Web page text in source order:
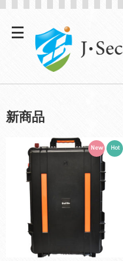
新商品
New Hot